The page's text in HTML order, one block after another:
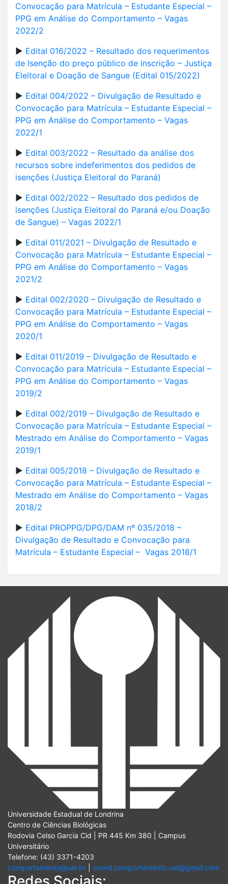
Convocação para Matrícula – Estudante Especial –
PPG em Análise do Comportamento – Vagas
2022/2
► Edital 016/2022 – Resultado dos requerimentos
de Isenção do preço público de inscrição – Justiça
Eleitoral e Doação de Sangue (Edital 015/2022)
► Edital 004/2022 – Divulgação de Resultado e
Convocação para Matrícula – Estudante Especial –
PPG em Análise do Comportamento – Vagas
2022/1
► Edital 003/2022 – Resultado da análise dos
recursos sobre indeferimentos dos pedidos de
isenções (Justiça Eleitoral do Paraná)
► Edital 002/2022 – Resultado dos pedidos de
isenções (Justiça Eleitoral do Paraná e/ou Doação
de Sangue) – Vagas 2022/1
► Edital 011/2021 – Divulgação de Resultado e
Convocação para Matrícula – Estudante Especial –
PPG em Análise do Comportamento – Vagas
2021/2
► Edital 002/2020 – Divulgação de Resultado e
Convocação para Matrícula – Estudante Especial –
PPG em Análise do Comportamento – Vagas
2020/1
► Edital 011/2019 – Divulgação de Resultado e
Convocação para Matrícula – Estudante Especial –
PPG em Análise do Comportamento – Vagas
2019/2
► Edital 002/2019 – Divulgação de Resultado e
Convocação para Matrícula – Estudante Especial –
Mestrado em Análise do Comportamento – Vagas
2019/1
► Edital 005/2018 – Divulgação de Resultado e
Convocação para Matrícula – Estudante Especial –
Mestrado em Análise do Comportamento – Vagas
2018/2
► Edital PROPPG/DPG/DAM nº 035/2018 –
Divulgação de Resultado e Convocação para
Matrícula – Estudante Especial – Vagas 2018/1
Universidade Estadual de Londrina
Centro de Ciências Biológicas
Rodovia Celso Garcia Cid | PR 445 Km 380 | Campus
Universitário
Telefone: (43) 3371-4203
comportamento@uel.br
coord.comportamento.uel@gmail.com